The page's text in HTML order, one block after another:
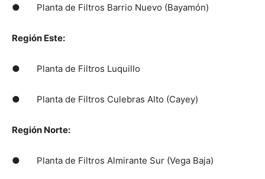
● Planta de Filtros Barrio Nuevo (Bayamón)
Región Este:
● Planta de Filtros Luquillo
● Planta de Filtros Culebras Alto (Cayey)
Región Norte:
● Planta de Filtros Almirante Sur (Vega Baja)